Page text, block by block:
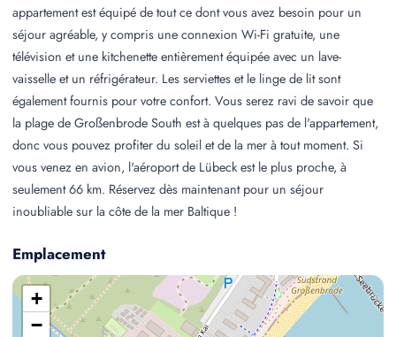
appartement est équipé de tout ce dont vous avez besoin pour un
séjour agréable, y compris une connexion Wi-Fi gratuite, une
télévision et une kitchenette entièrement équipée avec un lave-
vaisselle et un réfrigérateur. Les serviettes et le linge de lit sont
également fournis pour votre confort. Vous serez ravi de savoir que
la plage de Großenbrode South est à quelques pas de l'appartement,
donc vous pouvez profiter du soleil et de la mer à tout moment. Si
vous venez en avion, l'aéroport de Lübeck est le plus proche, à
seulement 66 km. Réservez dès maintenant pour un séjour
inoubliable sur la côte de la mer Baltique !
Emplacement
+
−